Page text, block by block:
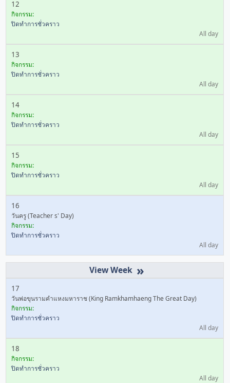
12
กิจกรรม:
ปิดทำการชั่วคราว
All day
13
กิจกรรม:
ปิดทำการชั่วคราว
All day
14
กิจกรรม:
ปิดทำการชั่วคราว
All day
15
กิจกรรม:
ปิดทำการชั่วคราว
All day
16
วันครู (Teacher s' Day)
กิจกรรม:
ปิดทำการชั่วคราว
All day
»
17
วันพ่อขุนรามคำแหงมหาราช (King Ramkhamhaeng The Great Day)
กิจกรรม:
ปิดทำการชั่วคราว
All day
18
กิจกรรม:
ปิดทำการชั่วคราว
All day